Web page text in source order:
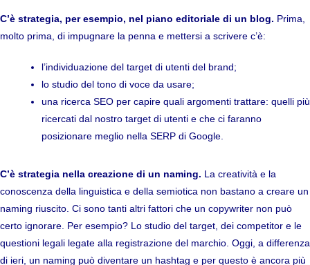
C’è strategia, per esempio, nel piano editoriale di un blog. Prima,
molto prima, di impugnare la penna e mettersi a scrivere c’è:
l’individuazione del target di utenti del brand;
lo studio del tono di voce da usare;
una ricerca SEO per capire quali argomenti trattare: quelli più
ricercati dal nostro target di utenti e che ci faranno
posizionare meglio nella SERP di Google.
C’è strategia nella creazione di un naming. La creatività e la
conoscenza della linguistica e della semiotica non bastano a creare un
naming riuscito. Ci sono tanti altri fattori che un copywriter non può
certo ignorare. Per esempio? Lo studio del target, dei competitor e le
questioni legali legate alla registrazione del marchio. Oggi, a differenza
di ieri, un naming può diventare un hashtag e per questo è ancora più